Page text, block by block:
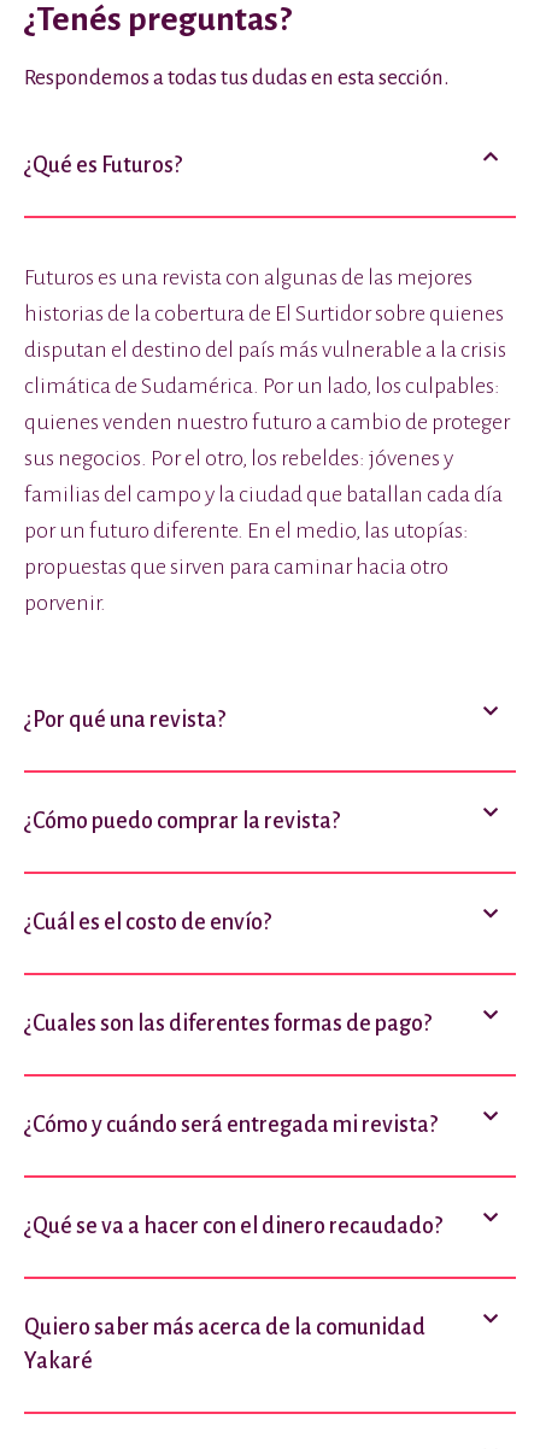
¿Tenés preguntas?
Respondemos a todas tus dudas en esta sección.
¿Qué es Futuros?
Futuros es una revista con algunas de las mejores
historias de la cobertura de El Surtidor sobre quienes
disputan el destino del país más vulnerable a la crisis
climática de Sudamérica. Por un lado, los culpables:
quienes venden nuestro futuro a cambio de proteger
sus negocios. Por el otro, los rebeldes: jóvenes y
familias del campo y la ciudad que batallan cada día
por un futuro diferente. En el medio, las utopías:
propuestas que sirven para caminar hacia otro
porvenir.
¿Por qué una revista?
¿Cómo puedo comprar la revista?
¿Cuál es el costo de envío?
¿Cuales son las diferentes formas de pago?
¿Cómo y cuándo será entregada mi revista?
¿Qué se va a hacer con el dinero recaudado?
Quiero saber más acerca de la comunidad
Yakaré